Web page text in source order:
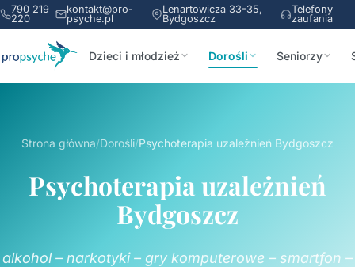
790 219
220
kontakt@pro-
psyche.pl
Lenartowicza 33-35,
Bydgoszcz
Telefony
zaufania
Dzieci i młodzież Dorośli Seniorzy
Strona główna/Dorośli/Psychoterapia uzależnień Bydgoszcz
Psychoterapia uzależnień
Bydgoszcz
alkohol – narkotyki – gry komputerowe – smartfon –